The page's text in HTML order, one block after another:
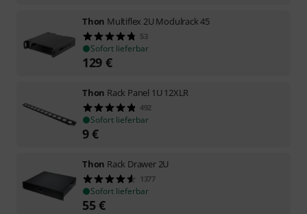
Thon Multiflex 2U Modulrack 45
53
Sofort lieferbar
129 €
Thon Rack Panel 1U 12XLR
492
Sofort lieferbar
9€
Thon Rack Drawer 2U
1377
Sofort lieferbar
55€